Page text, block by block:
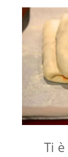
Ti